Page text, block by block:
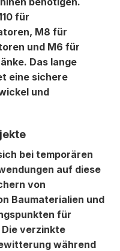
für
M8 für
und M6 für
Das lange
eine sichere
und
bei temporären
auf diese
von
Baumaterialien und
für
verzinkte
während